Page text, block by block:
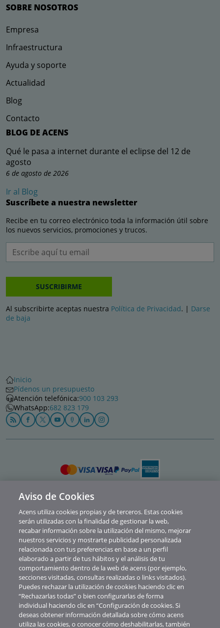
SOBRE NOSOTROS
Empresa
Infraestructura
Ayuda y soporte
Actualidad
Blog
Contacto
BLOG DE ACENS
Qué le pasa a internet durante el eclipse del 12 de
agosto
6 de agosto de 2026
Ir al Blog
Suscríbete a nuestra newsletter
Recibe en tu correo electrónico toda la información útil sobre
los nuevos servicios, promociones y trucos.
SUSCRIBIRME
Al subscribirte aceptas nuestra Política de Privacidad. | Darse
de baja
Inicio
Pídenos un presupuesto
Atención telefónica:900 103 293
WhatsApp:682 823 179
Política de privacidad
Cookies
Contacto
Soporte
Aviso legal
Canal de Denuncias y Consultas
Abuse
© Telefónica Soluciones De Informática Y Comunicaciones De España S.A.U.
Aviso de Cookies
Acens utiliza cookies propias y de terceros. Estas cookies
serán utilizadas con la finalidad de gestionar la web,
recabar información sobre la utilización del mismo, mejorar
nuestros servicios y mostrarte publicidad personalizada
relacionada con tus preferencias en base a un perfil
elaborado a partir de tus hábitos y el análisis de tu
comportamiento dentro de la web de acens (por ejemplo,
secciones visitadas, consultas realizadas o links visitados).
Puedes rechazar la utilización de cookies haciendo clic en
“Rechazarlas todas” o bien configurarlas de forma
individual haciendo clic en “Configuración de cookies. Si
deseas obtener información detallada sobre cómo acens
utiliza las cookies, o conocer cómo deshabilitarlas, también